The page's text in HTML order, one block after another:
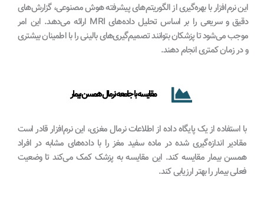
این نرم‌افزار با بهره‌گیری از الگوریتم‌های پیشرفته هوش مصنوعی، گزارش‌های
دقیق و سریعی را بر اساس تحلیل داده‌های MRI ارائه می‌دهد. این امر
موجب می‌شود تا پزشکان بتوانند تصمیم‌گیری‌های بالینی را با اطمینان بیشتری
و در زمان کمتری انجام دهند.
مقایسه با جامعه نرمال همسن بیمار
با استفاده از یک پایگاه داده از اطلاعات نرمال مغزی، این نرم‌افزار قادر است
مقادیر اندازه‌گیری شده در ماده سفید مغز را با داده‌های مشابه در افراد
همسن بیمار مقایسه کند. این مقایسه به پزشک کمک می‌کند تا وضعیت
فعلی بیمار را بهتر ارزیابی کند.